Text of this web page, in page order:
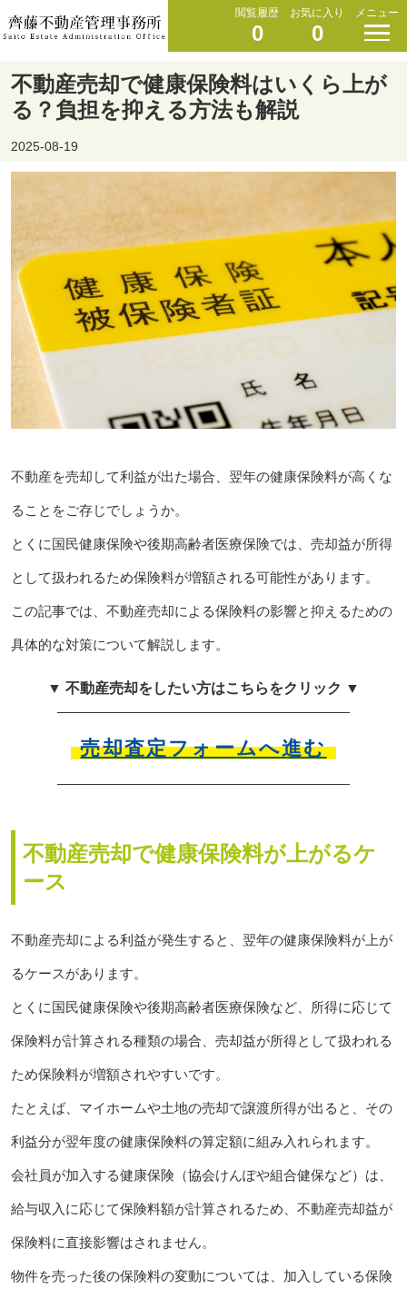
閲覧履歴
0
お気に入り
0
メニュー
不動産売却で健康保険料はいくら上が
る？負担を抑える方法も解説
2025-08-19
不動産を売却して利益が出た場合、翌年の健康保険料が高くな
ることをご存じでしょうか。
とくに国民健康保険や後期高齢者医療保険では、売却益が所得
として扱われるため保険料が増額される可能性があります。
この記事では、不動産売却による保険料の影響と抑えるための
具体的な対策について解説します。
▼ 不動産売却をしたい方はこちらをクリック ▼
売却査定フォームへ進む
不動産売却で健康保険料が上がるケ
ース
不動産売却による利益が発生すると、翌年の健康保険料が上が
るケースがあります。
とくに国民健康保険や後期高齢者医療保険など、所得に応じて
保険料が計算される種類の場合、売却益が所得として扱われる
ため保険料が増額されやすいです。
たとえば、マイホームや土地の売却で譲渡所得が出ると、その
利益分が翌年度の健康保険料の算定額に組み入れられます。
会社員が加入する健康保険（協会けんぽや組合健保など）は、
給与収入に応じて保険料額が計算されるため、不動産売却益が
保険料に直接影響はされません。
物件を売った後の保険料の変動については、加入している保険